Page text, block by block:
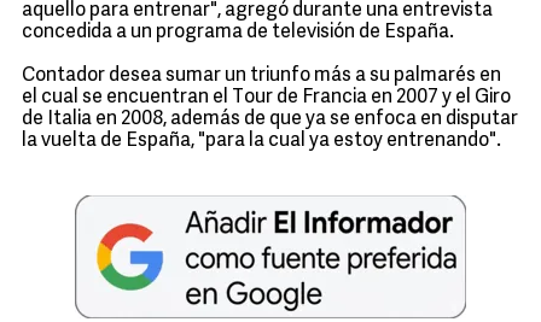
aquello para entrenar", agregó durante una entrevista
concedida a un programa de televisión de España.
Contador desea sumar un triunfo más a su palmarés en
el cual se encuentran el Tour de Francia en 2007 y el Giro
de Italia en 2008, además de que ya se enfoca en disputar
la vuelta de España, "para la cual ya estoy entrenando".